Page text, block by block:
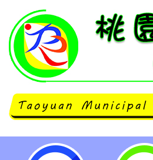
114年國民中小學